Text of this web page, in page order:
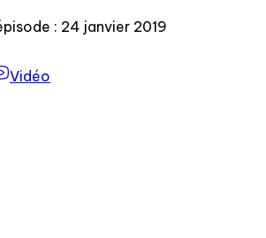
: 24 janvier 2019
Vidéo